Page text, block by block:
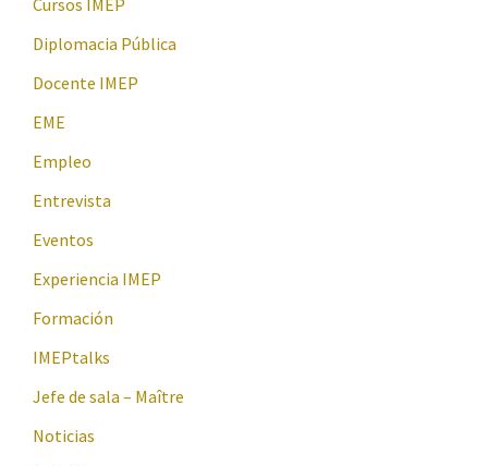
Diplomacia Pública
Docente IMEP
EME
Empleo
Entrevista
Eventos
Experiencia IMEP
Formación
IMEPtalks
Jefe de sala – Maître
Noticias